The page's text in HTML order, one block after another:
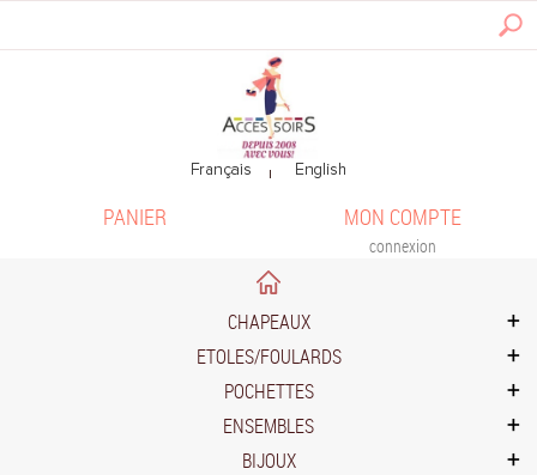
MON COMPTE
connexion
PANIER
CHAPEAUX
ETOLES/FOULARDS
POCHETTES
ENSEMBLES
BIJOUX